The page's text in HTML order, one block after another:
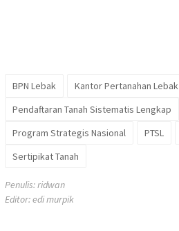
BPN Lebak
Kantor Pertanahan Lebak
Pendaftaran Tanah Sistematis Lengkap
Program Strategis Nasional
PTSL
Sertipikat Tanah
Penulis: ridwan
Editor: edi murpik